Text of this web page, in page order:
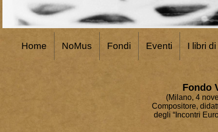
Home NoMus Fondi Eventi I libri
Fondo
(Milano, 4
Compositore,
degli “Incontri